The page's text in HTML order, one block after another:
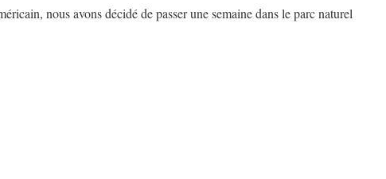
nous avons décidé de passer une semaine dans le parc naturel